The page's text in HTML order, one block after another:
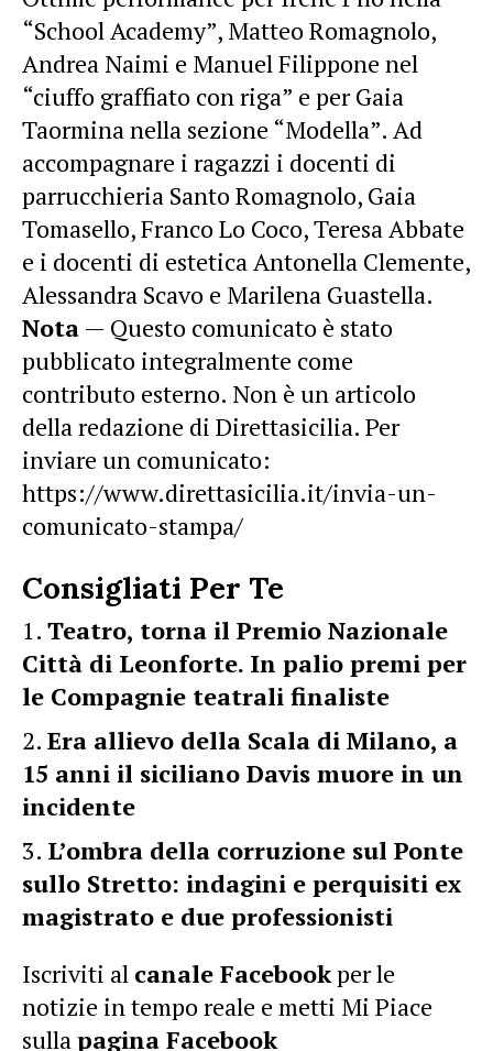
“School Academy”, Matteo Romagnolo,
Andrea Naimi e Manuel Filippone nel
“ciuffo graffiato con riga” e per Gaia
Taormina nella sezione “Modella”. Ad
accompagnare i ragazzi i docenti di
parrucchieria Santo Romagnolo, Gaia
Tomasello, Franco Lo Coco, Teresa Abbate
e i docenti di estetica Antonella Clemente,
Alessandra Scavo e Marilena Guastella.
Nota — Questo comunicato è stato
pubblicato integralmente come
contributo esterno. Non è un articolo
della redazione di Direttasicilia. Per
inviare un comunicato:
https://www.direttasicilia.it/invia-un-
comunicato-stampa/
Consigliati Per Te
Teatro, torna il Premio Nazionale
Città di Leonforte. In palio premi per
le Compagnie teatrali finaliste
Era allievo della Scala di Milano, a
15 anni il siciliano Davis muore in un
incidente
L’ombra della corruzione sul Ponte
sullo Stretto: indagini e perquisiti ex
magistrato e due professionisti
Iscriviti al canale Facebookper le
notizie in tempo reale e metti Mi Piace
sullapagina Facebook